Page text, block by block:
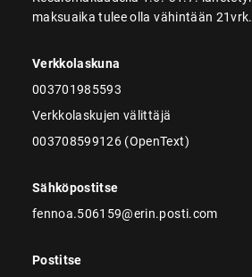
maksuaika tulee olla vähintään 21vrk.
Verkkolaskuna
003701985593
Verkkolaskujen välittäjä
003708599126 (OpenText)
Sähköpostitse
fennoa.506159@erin.posti.com
Postitse